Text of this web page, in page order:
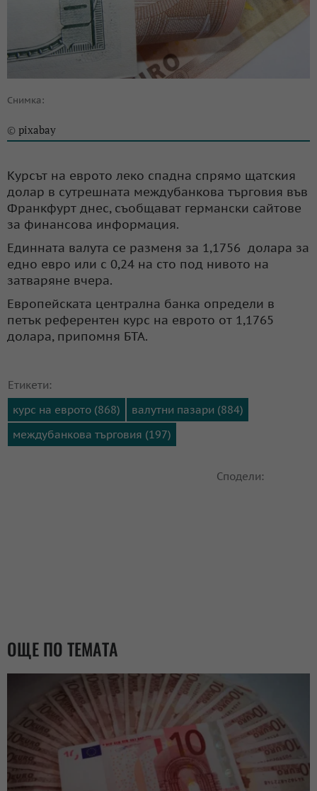
Снимка:
© pixabay
Курсът на еврото леко спадна спрямо щатския
долар в сутрешната междубанкова търговия във
Франкфурт днес, съобщават германски сайтове
за финансова информация.
Единната валута се разменя за 1,1756 долара за
едно евро или с 0,24 на сто под нивото на
затваряне вчера.
Европейската централна банка определи в
петък референтен курс на еврото от 1,1765
долара, припомня БТА.
Етикети:
курс на еврото (868)
валутни пазари (884)
междубанкова търговия (197)
Сподели:
ОЩЕ ПО ТЕМАТА